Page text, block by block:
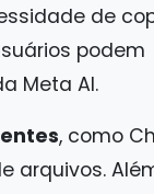
de
podem
Meta AI.
, como
arquivos.